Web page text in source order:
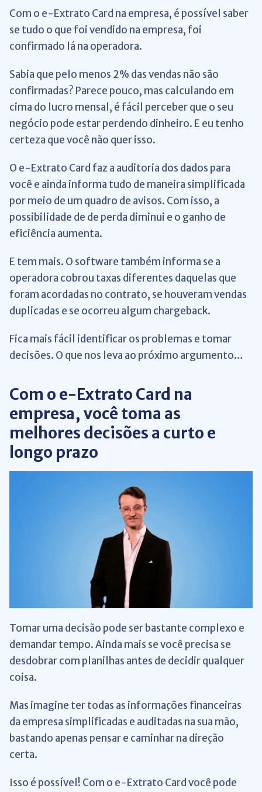
Com o e-Extrato Card na empresa, é possível saber
se tudo o que foi vendido na empresa, foi
confirmado lá na operadora.
Sabia que pelo menos 2% das vendas não são
confirmadas? Parece pouco, mas calculando em
cima do lucro mensal, é fácil perceber que o seu
negócio pode estar perdendo dinheiro. E eu tenho
certeza que você não quer isso.
O e-Extrato Card faz a auditoria dos dados para
você e ainda informa tudo de maneira simplificada
por meio de um quadro de avisos. Com isso, a
possibilidade de de perda diminui e o ganho de
eficiência aumenta.
E tem mais. O software também informa se a
operadora cobrou taxas diferentes daquelas que
foram acordadas no contrato, se houveram vendas
duplicadas e se ocorreu algum chargeback.
Fica mais fácil identificar os problemas e tomar
decisões. O que nos leva ao próximo argumento…
Com o e-Extrato Card na
empresa, você toma as
melhores decisões a curto e
longo prazo
Tomar uma decisão pode ser bastante complexo e
demandar tempo. Ainda mais se você precisa se
desdobrar com planilhas antes de decidir qualquer
coisa.
Mas imagine ter todas as informações financeiras
da empresa simplificadas e auditadas na sua mão,
bastando apenas pensar e caminhar na direção
certa.
Isso é possível! Com o e-Extrato Card você pode